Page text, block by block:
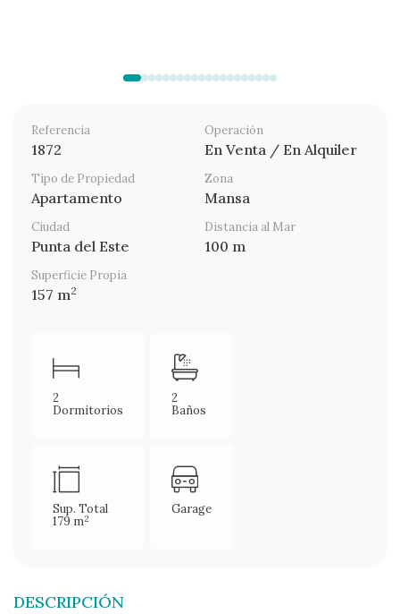
Referencia
1872
Operación
En Venta / En Alquiler
Tipo de Propiedad
Apartamento
Zona
Mansa
Ciudad
Punta del Este
Distancia al Mar
100 m
Superficie Propia
157 m2
2
Dormitorios
2
Baños
Sup. Total
179 m2
Garage
DESCRIPCIÓN